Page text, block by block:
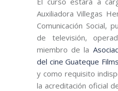
Auxiliadora Villegas
Comunicación Social,
de televisión,
miembro de la
del cine Guateque
y como requisito
la acreditación oficial